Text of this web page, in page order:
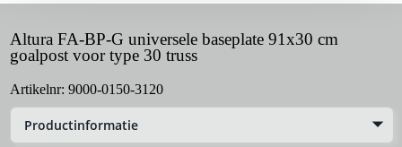
Altura FA-BP-G universele baseplate 91x30 cm
goalpost voor type 30 truss
Artikelnr: 9000-0150-3120
Productinformatie